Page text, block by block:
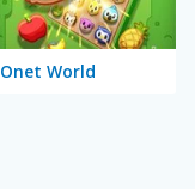
Onet World